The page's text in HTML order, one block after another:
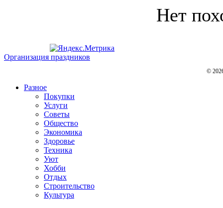
Нет
Организация праздников
©
Разное
Покупки
Услуги
Советы
Общество
Экономика
Здоровье
Техника
Уют
Хобби
Отдых
Строительство
Культура